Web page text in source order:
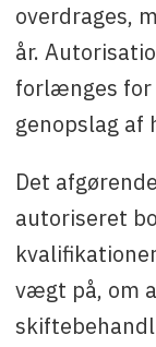
overdrages,
år.
forlænges for
genopslag af
Det
autoriseret
vægt på, om